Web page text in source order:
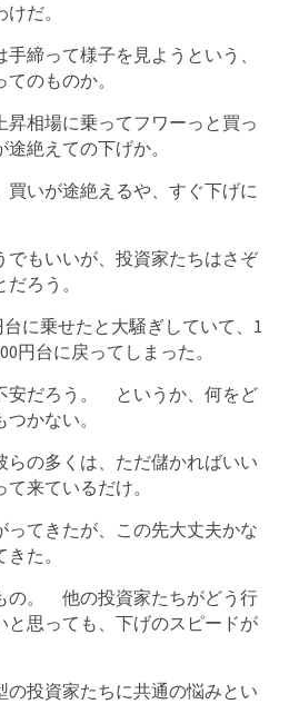
だ。
締って様子を見ようという、
のものか。
昇相場に乗ってフワーっと買っ
絶えての下げか。
買いが途絶えるや、すぐ下げに
でもいいが、投資家たちはさぞ
ろう。
に乗せたと大騒ぎしていて、1
円台に戻ってしまった。
安だろう。 というか、何をど
かない。
の多くは、ただ儲かればいい
来ているだけ。
ってきたが、この先大丈夫かな
た。
の。 他の投資家たちがどう行
と思っても、下げのスピードが
の投資家たちに共通の悩みとい